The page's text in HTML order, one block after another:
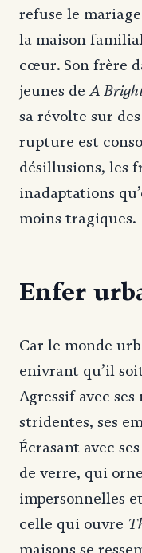
refuse le
la maison
cœur. Son frère
jeunes deA
sa révolte sur
rupture est
désillusions, les
inadaptations
moins tragiques.
Enfer
Car le monde
enivrant qu’il
Agressif avec ses
stridentes, ses
Écrasant avec
de verre, qui
impersonnelles
celle qui ouvre
maisons se